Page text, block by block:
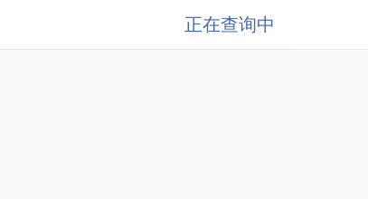
正在查询中